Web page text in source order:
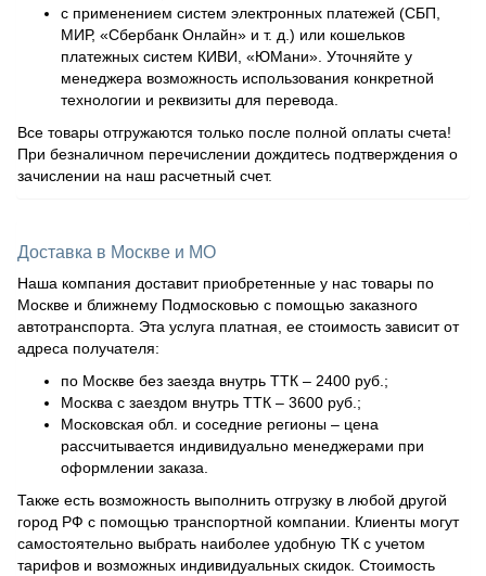
с применением систем электронных платежей (СБП,
МИР, «Сбербанк Онлайн» и т. д.) или кошельков
платежных систем КИВИ, «ЮМани». Уточняйте у
менеджера возможность использования конкретной
технологии и реквизиты для перевода.
Все товары отгружаются только после полной оплаты счета!
При безналичном перечислении дождитесь подтверждения о
зачислении на наш расчетный счет.
Доставка в Москве и МО
Наша компания доставит приобретенные у нас товары по
Москве и ближнему Подмосковью с помощью заказного
автотранспорта. Эта услуга платная, ее стоимость зависит от
адреса получателя:
по Москве без заезда внутрь ТТК – 2400 руб.;
Москва с заездом внутрь ТТК – 3600 руб.;
Московская обл. и соседние регионы – цена
рассчитывается индивидуально менеджерами при
оформлении заказа.
Также есть возможность выполнить отгрузку в любой другой
город РФ с помощью транспортной компании. Клиенты могут
самостоятельно выбрать наиболее удобную ТК с учетом
тарифов и возможных индивидуальных скидок. Стоимость